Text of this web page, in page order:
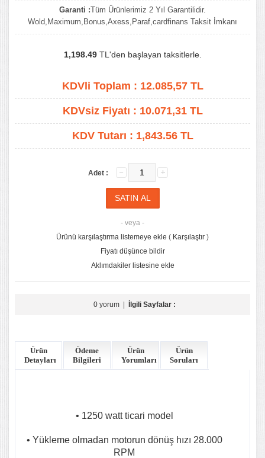
Garanti :Tüm Ürünlerimiz 2 Yıl Garantilidir.
Wold,Maximum,Bonus,Axess,Paraf,cardfinans Taksit İmkanı
1,198.49TL'den başlayan taksitlerle.
KDVli Toplam : 12.085,57TL
KDVsiz Fiyatı : 10.071,31TL
KDV Tutarı : 1,843.56 TL
Adet :
- veya -
Ürünü karşılaştırma listemeye ekle ( Karşılaştır )
Fiyatı düşünce bildir
Aklımdakiler listesine ekle
0 yorum| İlgili Sayfalar :
Ürün
Detayları
Ödeme
Bilgileri
Ürün
Yorumları
Ürün
Soruları
• 1250 watt ticari model
• Yükleme olmadan motorun dönüş hızı 28.000
RPM